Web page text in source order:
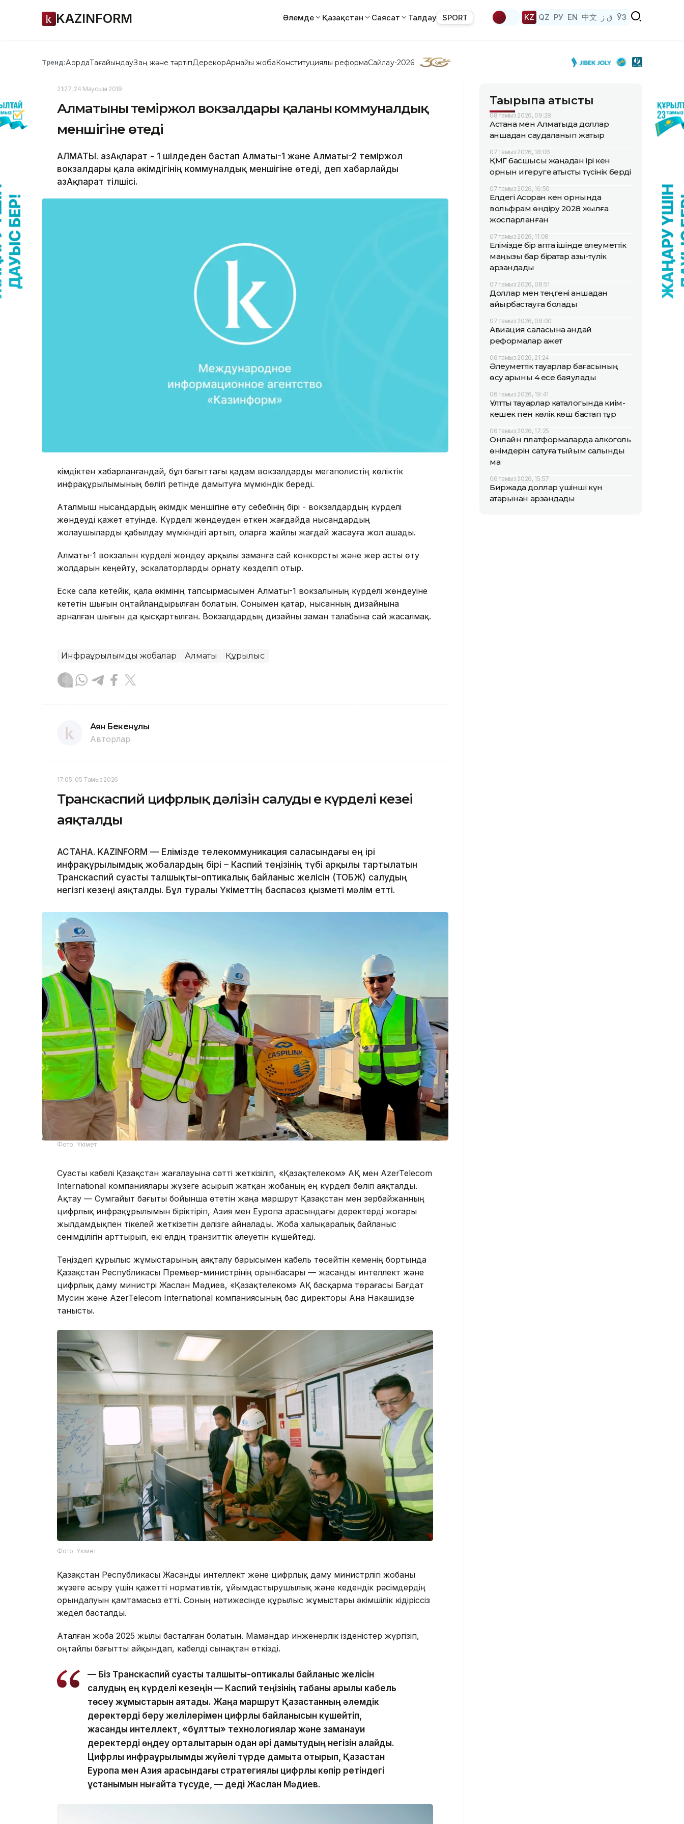
KAZINFORM Әлемде Қазақстан Саясат Талдау SPORT KZ QZ РУ EN 中文 ق ز ЎЗ
Тренд:АқордаТағайындауЗаң және тәртіпДерекқорАрнайы жобаКонституциялық реформаСайлау-2026
21:27, 24 Маусым 2019
Алматының теміржол вокзалдары қаланың коммуналдық
меншігіне өтеді
АЛМАТЫ. ҚазАқпарат - 1 шілдеден бастап Алматы-1 және Алматы-2 теміржол
вокзалдары қала әкімдігінің коммуналдық меншігіне өтеді, деп хабарлайды
ҚазАқпарат тілшісі.
Әкімдіктен хабарланғандай, бұл бағыттағы қадам вокзалдарды мегаполистің көліктік
инфрақұрылымының бөлігі ретінде дамытуға мүмкіндік береді.
Аталмыш нысандардың әкімдік меншігіне өту себебінің бірі - вокзалдардың күрделі
жөндеуді қажет етуінде. Күрделі жөндеуден өткен жағдайда нысандардың
жолаушыларды қабылдау мүмкіндігі артып, оларға жайлы жағдай жасауға жол ашады.
Алматы-1 вокзалын күрделі жөндеу арқылы заманға сай конкорсты және жер асты өту
жолдарын кеңейту, эскалаторларды орнату көзделіп отыр.
Еске сала кетейік, қала әкімінің тапсырмасымен Алматы-1 вокзалының күрделі жөндеуіне
кететін шығын оңтайландырылған болатын. Сонымен қатар, нысанның дизайнына
арналған шығын да қысқартылған. Вокзалдардың дизайны заман талабына сай жасалмақ.
Инфрақұрылымдық жобалар Алматы Құрылыс
Аян Бекенұлы
Авторлар
17:05, 05 Тамыз 2026
Транскаспий цифрлық дәлізін салудың ең күрделі кезеңі
аяқталды
АСТАНА. KAZINFORM — Елімізде телекоммуникация саласындағы ең ірі
инфрақұрылымдық жобалардың бірі – Каспий теңізінің түбі арқылы тартылатын
Транскаспий суасты талшықты-оптикалық байланыс желісін (ТОБЖ) салудың
негізгі кезеңі аяқталды. Бұл туралы Үкіметтің баспасөз қызметі мәлім етті.
Фото: Үкімет
Суасты кабелі Қазақстан жағалауына сәтті жеткізіліп, «Қазақтелеком» АҚ мен AzerTelecom
International компаниялары жүзеге асырып жатқан жобаның ең күрделі бөлігі аяқталды.
Ақтау — Сумгайыт бағыты бойынша өтетін жаңа маршрут Қазақстан мен Әзербайжанның
цифрлық инфрақұрылымын біріктіріп, Азия мен Еуропа арасындағы деректерді жоғары
жылдамдықпен тікелей жеткізетін дәлізге айналады. Жоба халықаралық байланыс
сенімділігін арттырып, екі елдің транзиттік әлеуетін күшейтеді.
Теңіздегі құрылыс жұмыстарының аяқталу барысымен кабель төсейтін кеменің бортында
Қазақстан Республикасы Премьер-министрінің орынбасары — жасанды интеллект және
цифрлық даму министрі Жаслан Мәдиев, «Қазақтелеком» АҚ басқарма төрағасы Бағдат
Мусин және AzerTelecom International компаниясының бас директоры Ана Накашидзе
танысты.
Фото: Үкімет
Қазақстан Республикасы Жасанды интеллект және цифрлық даму министрлігі жобаны
жүзеге асыру үшін қажетті нормативтік, ұйымдастырушылық және кедендік рәсімдердің
орындалуын қамтамасыз етті. Соның нәтижесінде құрылыс жұмыстары әкімшілік кідіріссіз
жедел басталды.
Аталған жоба 2025 жылы басталған болатын. Мамандар инженерлік ізденістер жүргізіп,
оңтайлы бағытты айқындап, кабелді сынақтан өткізді.
— Біз Транскаспий суасты талшықты-оптикалық байланыс желісін
салудың ең күрделі кезеңін — Каспий теңізінің табаны арқылы кабель
төсеу жұмыстарын аяқтадық. Жаңа маршрут Қазақстанның әлемдік
деректерді беру желілерімен цифрлық байланысын күшейтіп,
жасанды интеллект, «бұлтты» технологиялар және заманауи
деректерді өңдеу орталықтарын одан әрі дамытудың негізін қалайды.
Цифрлық инфрақұрылымды жүйелі түрде дамыта отырып, Қазақстан
Еуропа мен Азия арасындағы стратегиялық цифрлық көпір ретіндегі
ұстанымын нығайта түсуде, — деді Жаслан Мәдиев.
Тақырыпқа қатысты
08 тамыз 2026, 09:28
Астана мен Алматыда доллар
қаншадан саудаланып жатыр
07 тамыз 2026, 18:06
ҚМГ басшысы жаңадан ірі кен
орнын игеруге қатысты түсінік берді
07 тамыз 2026, 16:50
Елдегі Ақсоран кен орнында
вольфрам өндіру 2028 жылға
жоспарланған
07 тамыз 2026, 11:08
Елімізде бір апта ішінде әлеуметтік
маңызы бар бірқатар азық-түлік
арзандады
07 тамыз 2026, 08:51
Доллар мен теңгені қаншадан
айырбастауға болады
07 тамыз 2026, 08:00
Авиация саласына қандай
реформалар қажет
06 тамыз 2026, 21:24
Әлеуметтік тауарлар бағасының
өсу қарқыны 4 есе баяулады
06 тамыз 2026, 19:41
Ұлттық тауарлар каталогында киім-
кешек пен көлік көш бастап тұр
06 тамыз 2026, 17:25
Онлайн платформаларда алкоголь
өнімдерін сатуға тыйым салынды
ма
06 тамыз 2026, 15:57
Биржада доллар үшінші күн
қатарынан арзандады